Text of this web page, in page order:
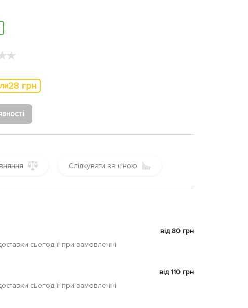
★
28 грн
Слідкувати за ціною
сьогодні при замовленні
від 80 грн
сьогодні при замовленні
від 110 грн